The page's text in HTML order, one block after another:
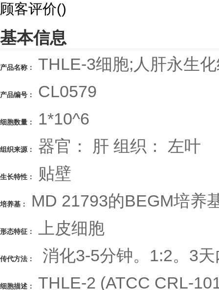
顾客评价()
基本信息
产品名称： THLE-3细胞;人肝永生
产品编号： CL0579
细胞数量： 1*10^6
组织来源： 器官： 肝 组织： 左叶
生长特性： 贴壁
培养基： MD 21793的BEGM培养
形态特征： 上皮细胞
传代方法： 消化3-5分钟。1:2。3
细胞描述： THLE-2 (ATCC CRL-